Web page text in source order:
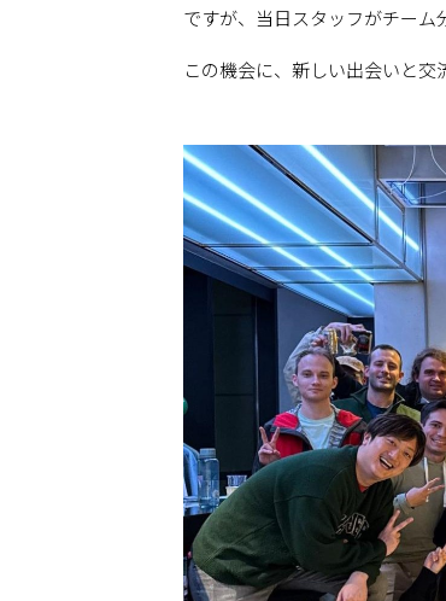
ですが、当日スタッフがチーム
この機会に、新しい出会いと交